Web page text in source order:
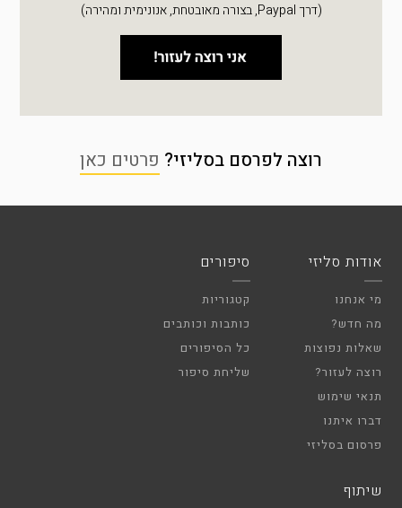
(דרך Paypal, בצורה מאובטחת, אנונימית ומהירה)
רוצה לפרסם בסליזי? פרטים כאן
אודות סליזי
מי אנחנו
מה חדש?
שאלות נפוצות
רוצה לעזור?
תנאי שימוש
דברו איתנו
פרסום בסליזי
סיפורים
קטגוריות
כותבות וכותבים
כל הסיפורים
שליחת סיפור
שיתוף